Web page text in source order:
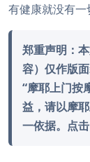
有健康就没有一
郑重声明：
容）仅作版
“摩耶上门按
益，请以摩
一依据。点击